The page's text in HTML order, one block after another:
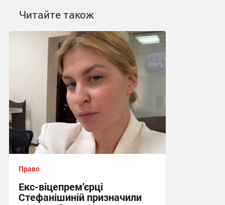
Читайте також
Право
Екс-віцепрем’єрці
Стефанішиній призначили